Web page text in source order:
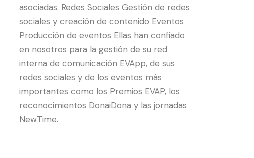
asociadas. Redes Sociales Gestión de redes
sociales y creación de contenido Eventos
Producción de eventos Ellas han confiado
en nosotros para la gestión de su red
interna de comunicación EVApp, de sus
redes sociales y de los eventos más
importantes como los Premios EVAP, los
reconocimientos DonaiDona y las jornadas
NewTime.